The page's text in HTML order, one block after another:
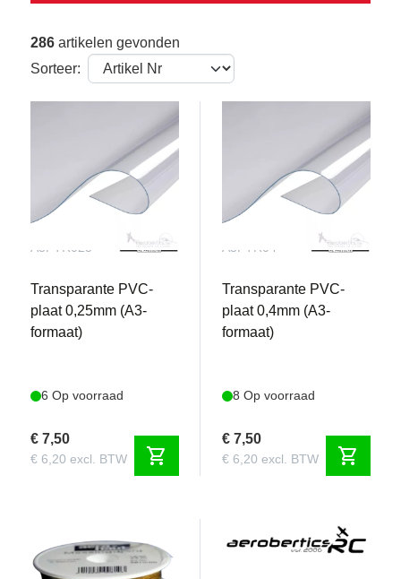
286 artikelen gevonden
Sorteer:
A3PTR025
Transparante PVC-
plaat 0,25mm (A3-
formaat)
6 Op voorraad
€ 7,50
€ 6,20 excl. BTW shopping_cart
A3PTR04
Transparante PVC-
plaat 0,4mm (A3-
formaat)
8 Op voorraad
€ 7,50
€ 6,20 excl. BTW shopping_cart